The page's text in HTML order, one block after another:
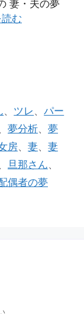
妻・夫の夢
む
、 ツレ 、パー
夢分析、 夢
房、 妻、 妻
旦那さん、
偶者の夢